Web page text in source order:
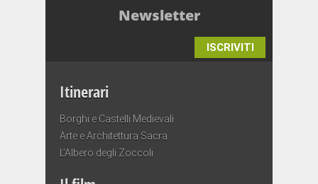
Newsletter
ISCRIVITI
Itinerari
Borghi e Castelli Medievali
Arte e Architettura Sacra
L’Albero degli Zoccoli